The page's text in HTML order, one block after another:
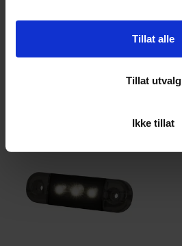
Tillat alle
Tillat utvalg
Ikke tillat